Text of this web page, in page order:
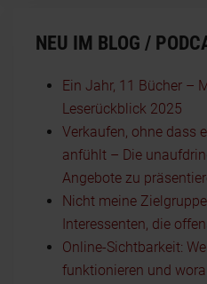
NEU IM BLOG /
Ein Jahr, 11 Bücher –
Leserückblick 2025
Verkaufen, ohne dass
anfühlt – Die
Angebote zu
Nicht meine
Interessenten, die
Online-Sichtbarkeit:
funktionieren und